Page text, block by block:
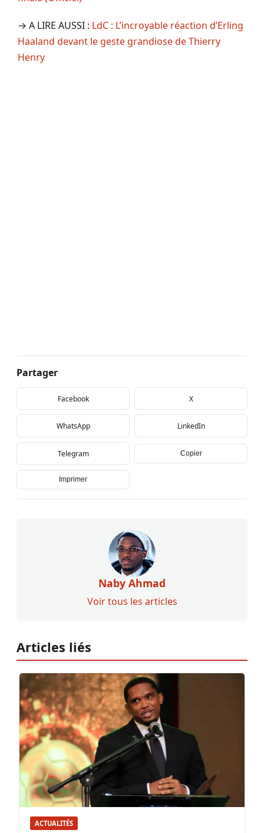
→ A LIRE AUSSI : LdC : L’incroyable réaction d’Erling
Haaland devant le geste grandiose de Thierry
Henry
Partager
Facebook X
WhatsApp LinkedIn
Telegram Copier
Imprimer
Naby Ahmad
Voir tous les articles
Articles liés
ACTUALITÉS